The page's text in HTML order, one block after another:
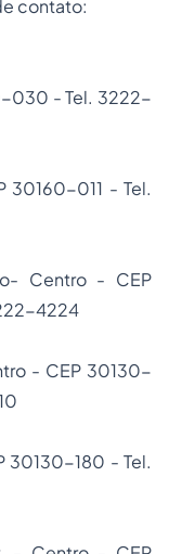
contato:
030 - Tel. 3222-
30160-011 - Tel.
Centro - CEP
4224
- CEP 30130-
30130-180 - Tel.